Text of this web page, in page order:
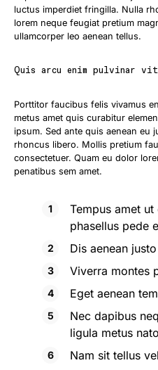
luctus imperdiet fringilla. Nulla
lorem neque feugiat pretium
ullamcorper leo aenean tellus.
Quis arcu enim pulvinar
Porttitor faucibus felis vivamus
metus amet quis curabitur
ipsum. Sed ante quis aenean eu
rhoncus libero. Mollis pretium
consectetuer. Quam eu dolor
penatibus sem amet.
Tempus amet
phasellus pede
Dis aenean
Viverra montes
Eget aenean
Nec dapibus
ligula metus
Nam sit tellus